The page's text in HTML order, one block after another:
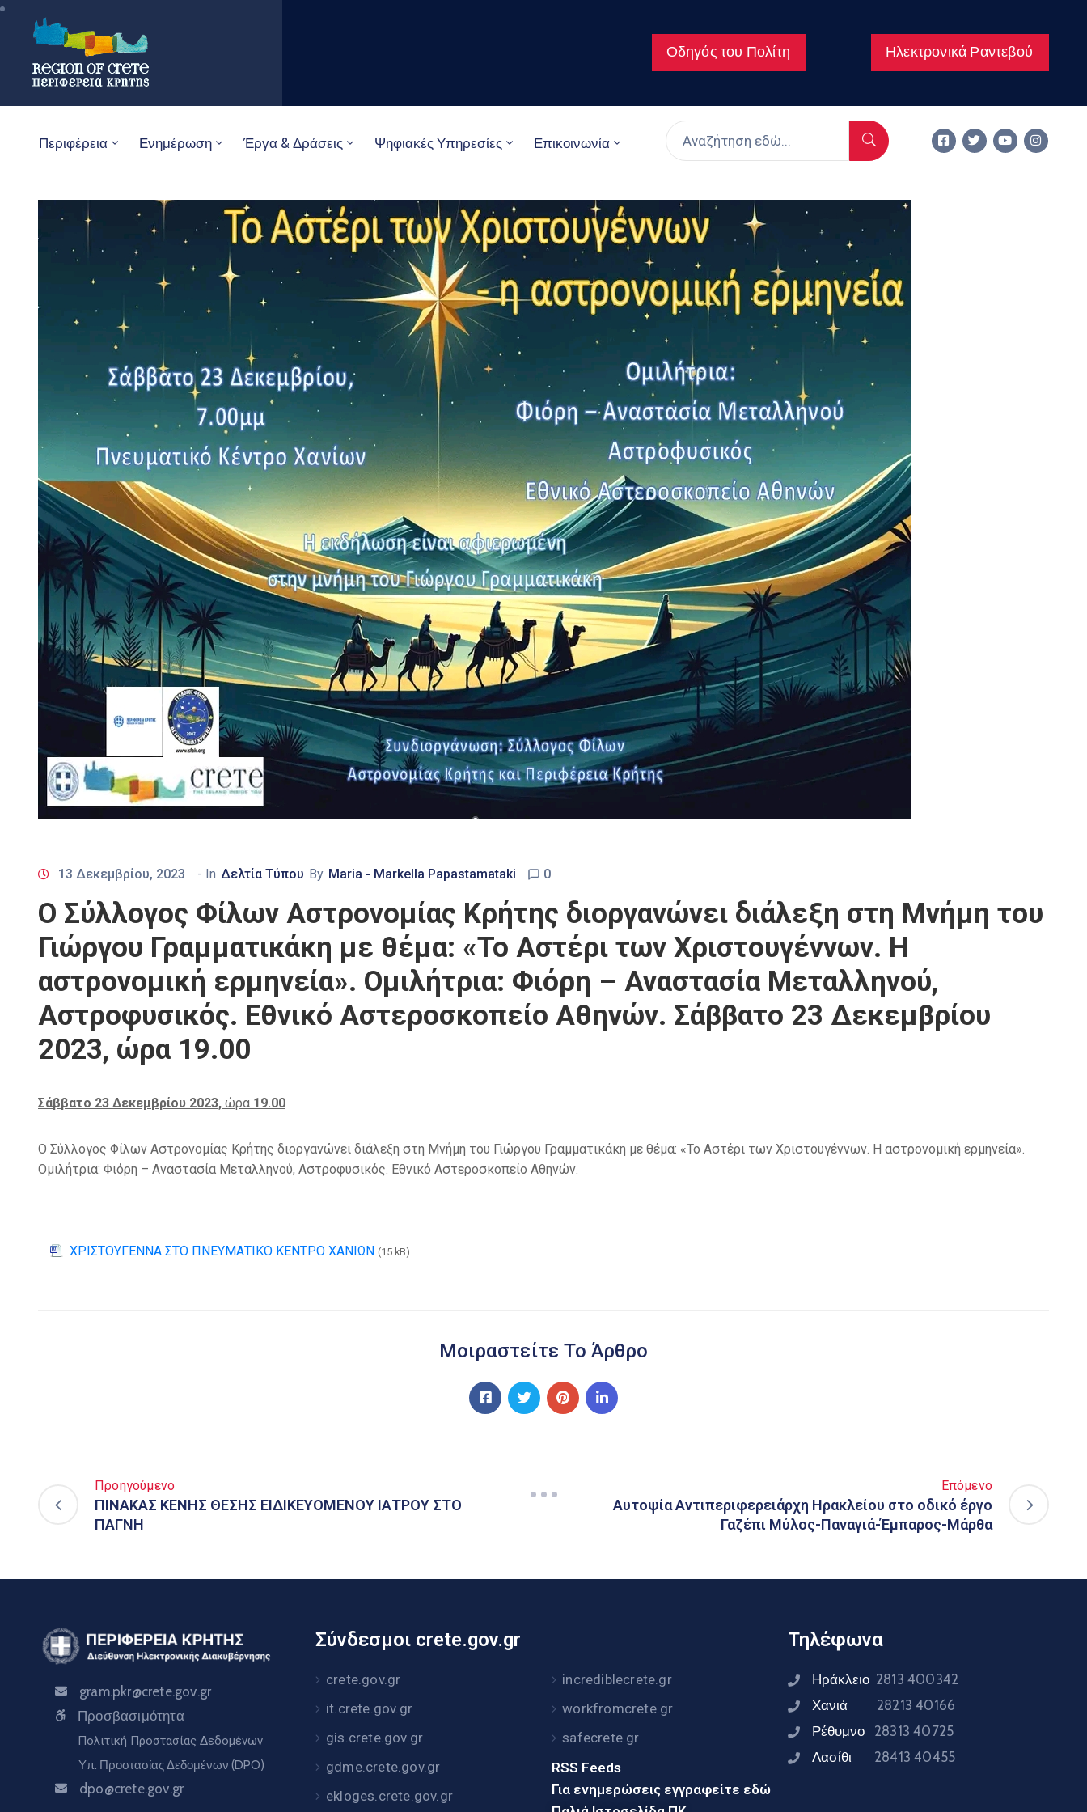
Οδηγός του Πολίτη Ηλεκτρονικά Ραντεβού
Περιφέρεια Ενημέρωση Έργα & Δράσεις Ψηφιακές Υπηρεσίες Επικοινωνία
13 Δεκεμβρίου, 2023 - In Δελτία Τύπου By Maria - Markella Papastamataki 0
Ο Σύλλογος Φίλων Αστρονομίας Κρήτης διοργανώνει διάλεξη στη Μνήμη του
Γιώργου Γραμματικάκη με θέμα: «Το Αστέρι των Χριστουγέννων. Η
αστρονομική ερμηνεία». Ομιλήτρια: Φιόρη – Αναστασία Μεταλληνού,
Αστροφυσικός. Εθνικό Αστεροσκοπείο Αθηνών. Σάββατο 23 Δεκεμβρίου
2023, ώρα 19.00
Σάββατο 23 Δεκεμβρίου 2023, ώρα 19.00
Ο Σύλλογος Φίλων Αστρονομίας Κρήτης διοργανώνει διάλεξη στη Μνήμη του Γιώργου Γραμματικάκη με θέμα: «Το Αστέρι των Χριστουγέννων. Η αστρονομική ερμηνεία».
Ομιλήτρια: Φιόρη – Αναστασία Μεταλληνού, Αστροφυσικός. Εθνικό Αστεροσκοπείο Αθηνών.
ΧΡΙΣΤΟΥΓΕΝΝΑ ΣΤΟ ΠΝΕΥΜΑΤΙΚΟ ΚΕΝΤΡΟ ΧΑΝΙΩΝ (15 kB)
Μοιραστείτε Το Άρθρο
Προηγούμενο
ΠΙΝΑΚΑΣ ΚΕΝΗΣ ΘΕΣΗΣ ΕΙΔΙΚΕΥΟΜΕΝΟΥ ΙΑΤΡΟΥ ΣΤΟ
ΠΑΓΝΗ
Επόμενο
Αυτοψία Αντιπεριφερειάρχη Ηρακλείου στο οδικό έργο
Γαζέπι Μύλος-Παναγιά-Έμπαρος-Μάρθα
gram.pkr@crete.gov.gr
Προσβασιμότητα
Πολιτική Προστασίας Δεδομένων
Υπ. Προστασίας Δεδομένων (DPO)
dpo@crete.gov.gr
Σύνδεσμοι crete.gov.gr
crete.gov.gr
it.crete.gov.gr
gis.crete.gov.gr
gdme.crete.gov.gr
ekloges.crete.gov.gr
incrediblecrete.gr
workfromcrete.gr
safecrete.gr
RSS Feeds
Για ενημερώσεις εγγραφείτε εδώ
Τηλέφωνα
Ηράκλειο 2813 400342
Χανιά 28213 40166
Ρέθυμνο 28313 40725
Λασίθι 28413 40455